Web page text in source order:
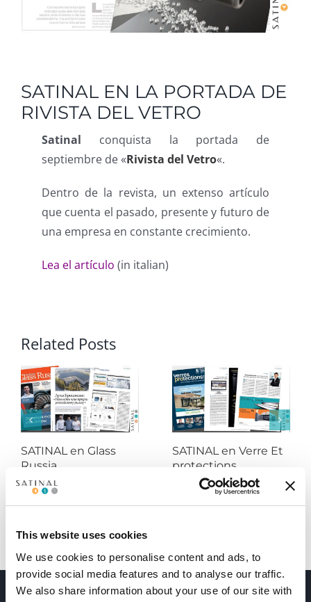
This website uses cookies
We use cookies to personalise content and ads, to
provide social media features and to analyse our traffic.
We also share information about your use of our site with
SATINAL EN LA PORTADA DE
RIVISTA DEL VETRO
Satinal conquista la portada de
septiembre de «Rivista del Vetro«.
Dentro de la revista, un extenso artículo
que cuenta el pasado, presente y futuro de
una empresa en constante crecimiento.
Lea el artículo (in italian)
Related Posts
SATINAL en Glass
Russia
SATINAL en Verre Et
protections